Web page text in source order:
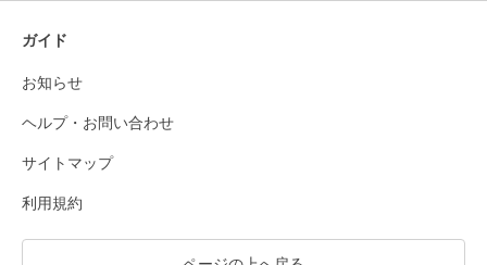
ガイド
お知らせ
ヘルプ・お問い合わせ
サイトマップ
利用規約